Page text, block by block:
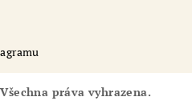
práva vyhrazena.